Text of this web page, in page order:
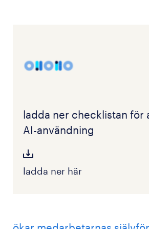
ladda ner checklistan för
AI-användning
ladda ner här